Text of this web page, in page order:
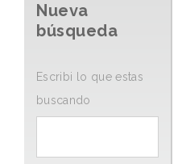
Nueva
búsqueda
Escribi lo que estas
buscando